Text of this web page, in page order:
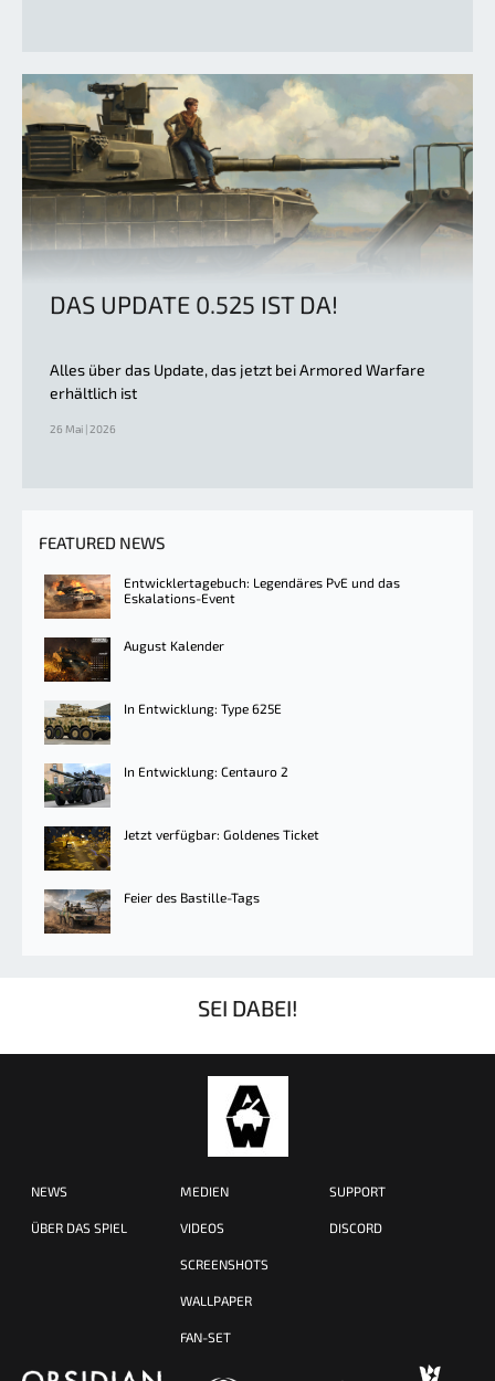
DAS UPDATE 0.525 IST DA!
Alles über das Update, das jetzt bei Armored Warfare
erhältlich ist
26 Mai | 2026
FEATURED NEWS
Entwicklertagebuch: Legendäres PvE und das
Eskalations-Event
August Kalender
In Entwicklung: Type 625E
In Entwicklung: Centauro 2
Jetzt verfügbar: Goldenes Ticket
Feier des Bastille-Tags
SEI DABEI!
NEWS
ÜBER DAS SPIEL
MEDIEN
VIDEOS
SCREENSHOTS
WALLPAPER
FAN-SET
SUPPORT
DISCORD